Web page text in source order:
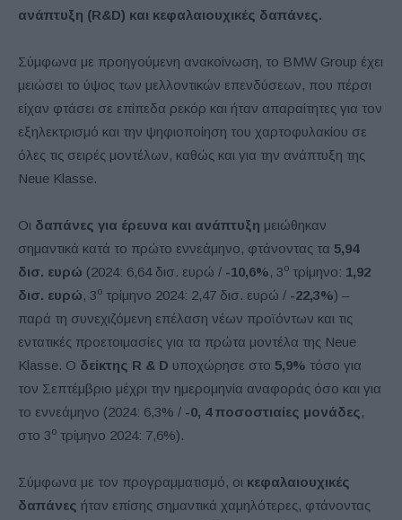
ανάπτυξη (R&D) και κεφαλαιουχικές δαπάνες.
Σύμφωνα με προηγούμενη ανακοίνωση, το BMW Group έχει
μειώσει το ύψος των μελλοντικών επενδύσεων, που πέρσι
είχαν φτάσει σε επίπεδα ρεκόρ και ήταν απαραίτητες για τον
εξηλεκτρισμό και την ψηφιοποίηση του χαρτοφυλακίου σε
όλες τις σειρές μοντέλων, καθώς και για την ανάπτυξη της
Neue Klasse.
Οι δαπάνες για έρευνα και ανάπτυξη μειώθηκαν
σημαντικά κατά το πρώτο εννεάμηνο, φτάνοντας τα 5,94
δισ. ευρώ (2024: 6,64 δισ. ευρώ / -10,6%, 3ο τρίμηνο: 1,92
δισ. ευρώ, 3ο τρίμηνο 2024: 2,47 δισ. ευρώ / -22,3%) –
παρά τη συνεχιζόμενη επέλαση νέων προϊόντων και τις
εντατικές προετοιμασίες για τα πρώτα μοντέλα της Neue
Klasse. Ο δείκτης R & D υποχώρησε στο 5,9% τόσο για
τον Σεπτέμβριο μέχρι την ημερομηνία αναφοράς όσο και για
το εννεάμηνο (2024: 6,3% / -0, 4 ποσοστιαίες μονάδες ,
στο 3ο τρίμηνο 2024: 7,6%).
Σύμφωνα με τον προγραμματισμό, οι κεφαλαιουχικές
δαπάνες ήταν επίσης σημαντικά χαμηλότερες, φτάνοντας